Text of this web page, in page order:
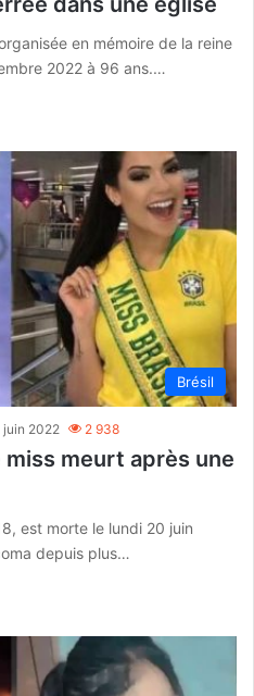
en mémoire de la reine
2022 à 96 ans.…
Brésil
juin 2022 2 938
meurt après une
est morte le lundi 20 juin
depuis plus…